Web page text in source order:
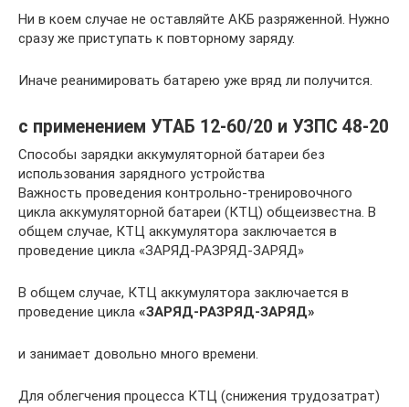
Ни в коем случае не оставляйте АКБ разряженной. Нужно
сразу же приступать к повторному заряду.
Иначе реанимировать батарею уже вряд ли получится.
с применением УТАБ 12-60/20 и УЗПС 48-20
Способы зарядки аккумуляторной батареи без
использования зарядного устройства
Важность проведения контрольно-тренировочного
цикла аккумуляторной батареи (КТЦ) общеизвестна. В
общем случае, КТЦ аккумулятора заключается в
проведение цикла «ЗАРЯД-РАЗРЯД-ЗАРЯД»
В общем случае, КТЦ аккумулятора заключается в
проведение цикла «ЗАРЯД-РАЗРЯД-ЗАРЯД»
и занимает довольно много времени.
Для облегчения процесса КТЦ (снижения трудозатрат)